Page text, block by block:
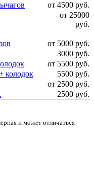
от 4500 руб.
от 25000
руб.
от 5000 руб.
3000 руб.
от 5500 руб.
колодок
5500 руб.
от 2500 руб.
2500 руб.
и может отличаться